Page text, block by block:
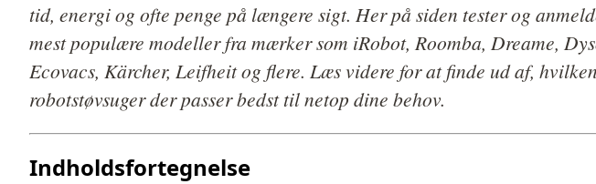
tid, energi og ofte penge på længere sigt. Her på siden tester og
mest populære modeller fra mærker som iRobot, Roomba, Dreame,
Ecovacs, Kärcher, Leifheit og flere. Læs videre for at finde ud af, hvilken
robotstøvsuger der passer bedst til netop dine behov.
Indholdsfortegnelse